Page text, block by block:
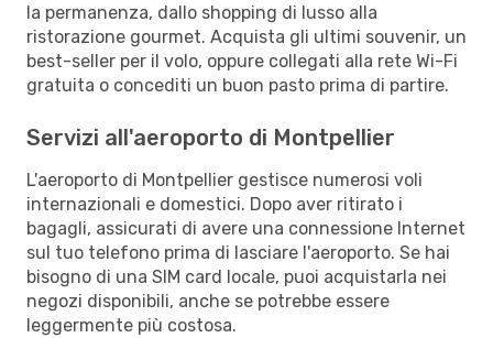
la permanenza, dallo shopping di lusso alla
ristorazione gourmet. Acquista gli ultimi souvenir, un
best-seller per il volo, oppure collegati alla rete Wi-Fi
gratuita o concediti un buon pasto prima di partire.
Servizi all'aeroporto di Montpellier
L'aeroporto di Montpellier gestisce numerosi voli
internazionali e domestici. Dopo aver ritirato i
bagagli, assicurati di avere una connessione Internet
sul tuo telefono prima di lasciare l'aeroporto. Se hai
bisogno di una SIM card locale, puoi acquistarla nei
negozi disponibili, anche se potrebbe essere
leggermente più costosa.